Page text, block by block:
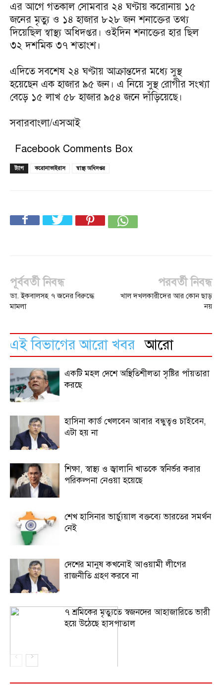
এর আগে গতকাল সোমবার ২৪ ঘণ্টায় করোনায় ১৫
জনের মৃত্যু ও ১৪ হাজার ৮২৮ জন শনাক্তের তথ্য
দিয়েছিল স্বাস্থ্য অধিদপ্তর। ওইদিন শনাক্তের হার ছিল
৩২ দশমিক ৩৭ শতাংশ।
এদিতে সবশেষ ২৪ ঘণ্টায় আক্রান্তদের মধ্যে সুস্থ
হয়েছেন এক হাজার ৯৫ জন। এ নিয়ে সুস্থ রোগীর সংখ্যা
বেড়ে ১৫ লাখ ৫৮ হাজার ৯৫৪ জনে দাঁড়িয়েছে।
সবারবাংলা/এসআই
Facebook Comments Box
ট্যাগ করোনাভাইরাস স্বাস্থ্য অধিদপ্তর
পূর্ববর্তী নিবন্ধ
ডা. ইকবালসহ ৭ জনের বিরুদ্ধে
মামলা
পরবর্তী নিবন্ধ
খাল দখলকারীদের আর কোন ছাড়
নয়
এই বিভাগের আরো খবর আরো
একটি মহল দেশে অস্থিতিশীলতা সৃষ্টির পাঁয়তারা
করছে
হাসিনা কার্ড খেলবেন আবার বন্ধুত্বও চাইবেন,
এটা হয় না
শিক্ষা, স্বাস্থ্য ও জ্বালানি খাতকে স্বনির্ভর করার
পরিকল্পনা নেওয়া হয়েছে
শেখ হাসিনার ভার্চ্যুয়াল বক্তব্যে ভারতের সমর্থন
নেই
দেশের মানুষ কখনোই আওয়ামী লীগের
রাজনীতি গ্রহণ করবে না
৭ শ্রমিকের মৃত্যুতে স্বজনদের আহাজারিতে ভারী
হয়ে উঠেছে হাসপাতাল